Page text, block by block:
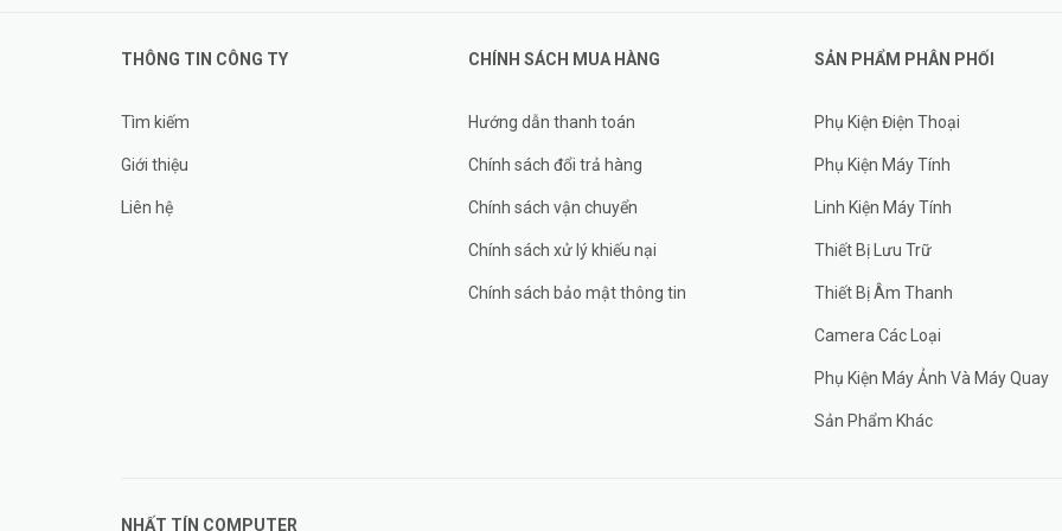
THÔNG TIN CÔNG TY
Tìm kiếm
Giới thiệu
Liên hệ
CHÍNH SÁCH MUA HÀNG
Hướng dẫn thanh toán
Chính sách đổi trả hàng
Chính sách vận chuyển
Chính sách xử lý khiếu nại
Chính sách bảo mật thông tin
SẢN PHẨM PHÂN PHỐI
Phụ Kiện Điện Thoại
Phụ Kiện Máy Tính
Linh Kiện Máy Tính
Thiết Bị Lưu Trữ
Thiết Bị Âm Thanh
Camera Các Loại
Phụ Kiện Máy Ảnh Và Máy Quay
Sản Phẩm Khác
NHẤT TÍN COMPUTER